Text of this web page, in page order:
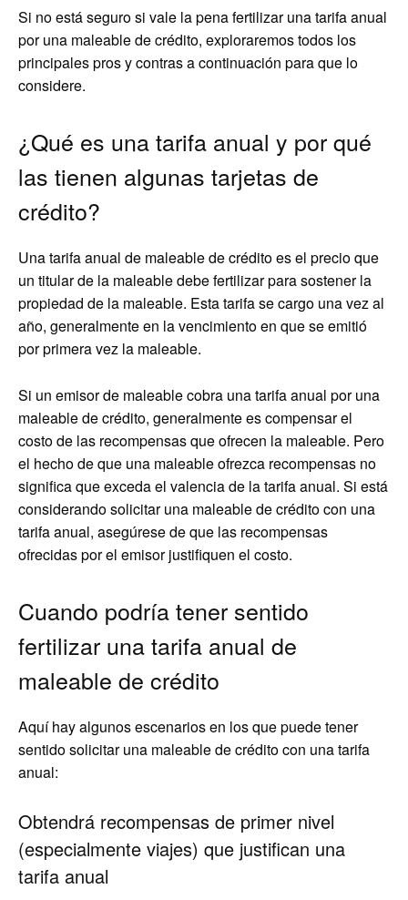
Si no está seguro si vale la pena fertilizar una tarifa anual
por una maleable de crédito, exploraremos todos los
principales pros y contras a continuación para que lo
considere.
¿Qué es una tarifa anual y por qué
las tienen algunas tarjetas de
crédito?
Una tarifa anual de maleable de crédito es el precio que
un titular de la maleable debe fertilizar para sostener la
propiedad de la maleable. Esta tarifa se cargo una vez al
año, generalmente en la vencimiento en que se emitió
por primera vez la maleable.
Si un emisor de maleable cobra una tarifa anual por una
maleable de crédito, generalmente es compensar el
costo de las recompensas que ofrecen la maleable. Pero
el hecho de que una maleable ofrezca recompensas no
significa que exceda el valencia de la tarifa anual. Si está
considerando solicitar una maleable de crédito con una
tarifa anual, asegúrese de que las recompensas
ofrecidas por el emisor justifiquen el costo.
Cuando podría tener sentido
fertilizar una tarifa anual de
maleable de crédito
Aquí hay algunos escenarios en los que puede tener
sentido solicitar una maleable de crédito con una tarifa
anual:
Obtendrá recompensas de primer nivel
(especialmente viajes) que justifican una
tarifa anual